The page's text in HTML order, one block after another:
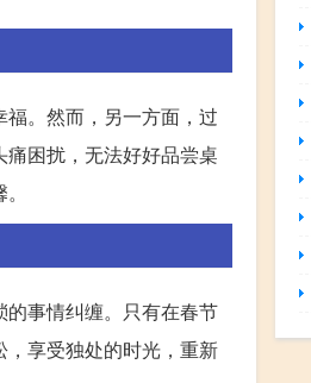
。然而，另一方面，过
困扰，无法好好品尝桌
事情纠缠。只有在春节
享受独处的时光，重新